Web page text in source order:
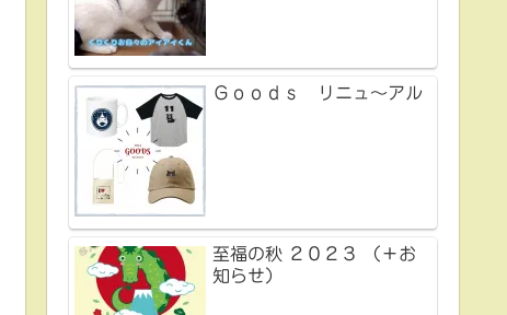
Ｇｏｏｄｓ リニュ～アル
至福の秋 ２０２３ （＋お
知らせ）